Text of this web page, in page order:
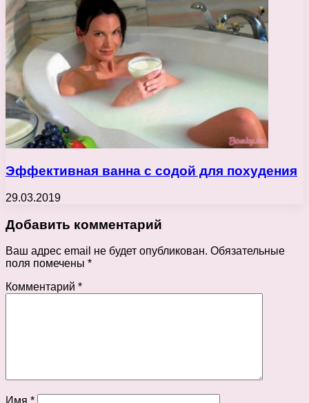
Эффективная ванна с содой для похудения
29.03.2019
Добавить комментарий
Ваш адрес email не будет опубликован. Обязательные
поля помечены *
Комментарий *